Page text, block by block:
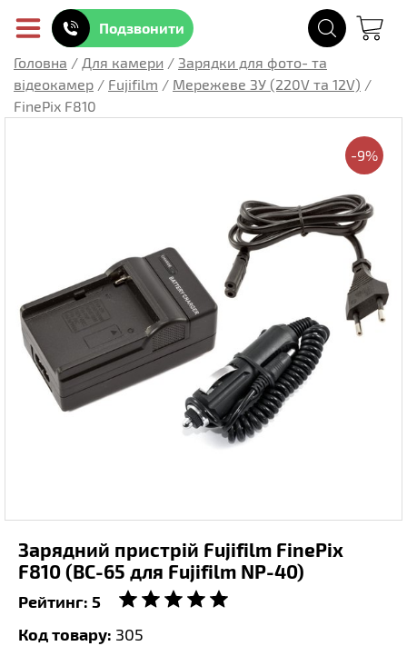
Подзвонити
Головна / Для камери / Зарядки для фото- та
відеокамер / Fujifilm / Мережеве ЗУ (220V та 12V) /
FinePix F810
-9%
Зарядний пристрій Fujifilm FinePix
F810 (BC-65 для Fujifilm NP-40)
Рейтинг: 5
Код товару: 305